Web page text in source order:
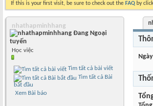
If this is your first visit, be sure to check out the FAQ by
nhathapminhhang
Học việc
Tìm tất cả bài viết
Tìm tất cả Bài
bắt đầu
Xem Bài báo